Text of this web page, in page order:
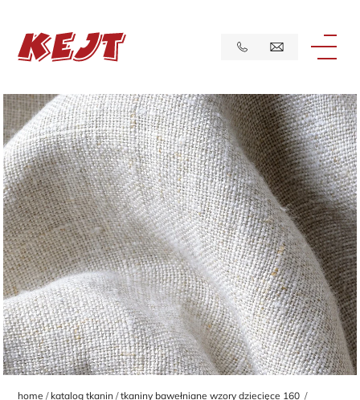
home katalog tkanin
tkaniny bawełniane wzory dziecięce 160